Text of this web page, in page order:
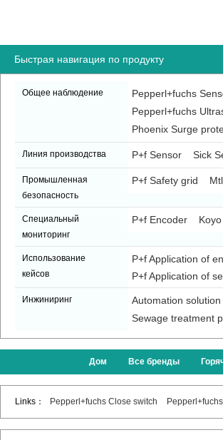
Быстрая навигация по продукту
Общее наблюдение Pepperl+fuchs
Pepperl+fuchs
Phoenix Surge
Линия производства P+f Sensor Sick
Промышленная
безопасность
P+f Safety grid
Специальный
мониторинг
P+f Encoder
Использование
кейсов
P+f Application of
P+f Application of
Инжиниринг Automation
Sewage treatment
Дом Все бренды
Links： Pepperl+fuchs Close switch